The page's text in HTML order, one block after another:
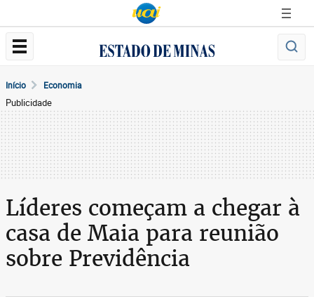
Início Economia
Publicidade
Líderes começam a chegar à
casa de Maia para reunião
sobre Previdência